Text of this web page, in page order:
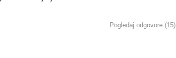
Pogledaj odgovore (15)